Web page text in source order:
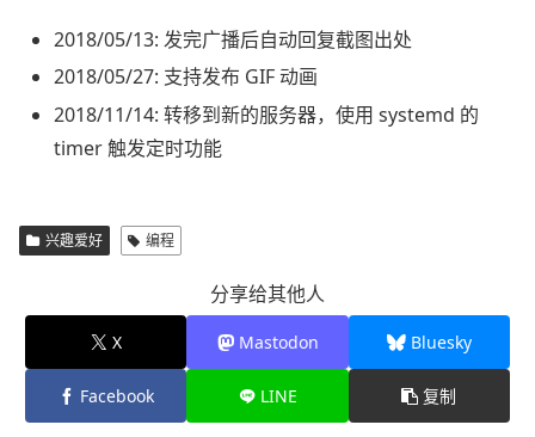
2018/05/13: 发完广播后自动回复截图出处
2018/05/27: 支持发布 GIF 动画
2018/11/14: 转移到新的服务器，使用 systemd 的
timer 触发定时功能
兴趣爱好 编程
分享给其他人
X Mastodon Bluesky
Facebook LINE 复制